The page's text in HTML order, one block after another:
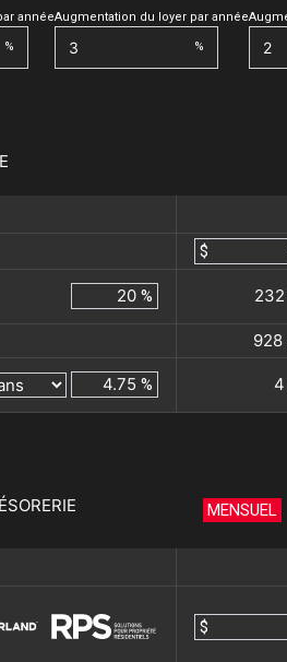
année
%
Augmentation du loyer par année
%
$
%
928
%
MENSUEL
$